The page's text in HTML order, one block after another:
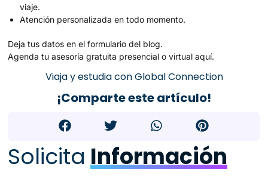
viaje.
Atención personalizada en todo momento.
Deja tus datos en el formulario del blog.
Agenda tu asesoría gratuita presencial o virtual aquí.
Viaja y estudia con Global Connection
¡Comparte este artículo!
Solicita Información